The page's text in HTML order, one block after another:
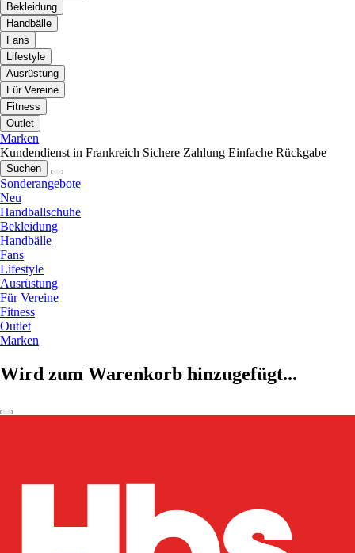
Bekleidung
Handbälle
Fans
Lifestyle
Ausrüstung
Für Vereine
Fitness
Outlet
Marken
Kundendienst in Frankreich Sichere Zahlung Einfache Rückgabe
Suchen
Sonderangebote
Neu
Handballschuhe
Bekleidung
Handbälle
Fans
Lifestyle
Ausrüstung
Für Vereine
Fitness
Outlet
Marken
Wird zum Warenkorb hinzugefügt...